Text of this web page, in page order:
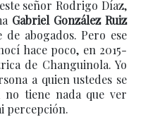
señor Rodrigo Díaz,
Gabriel González Ruiz
abogados. Pero ese
hace poco, en 2015-
de Changuinola. Yo
a quien ustedes se
no tiene nada que ver
percepción.